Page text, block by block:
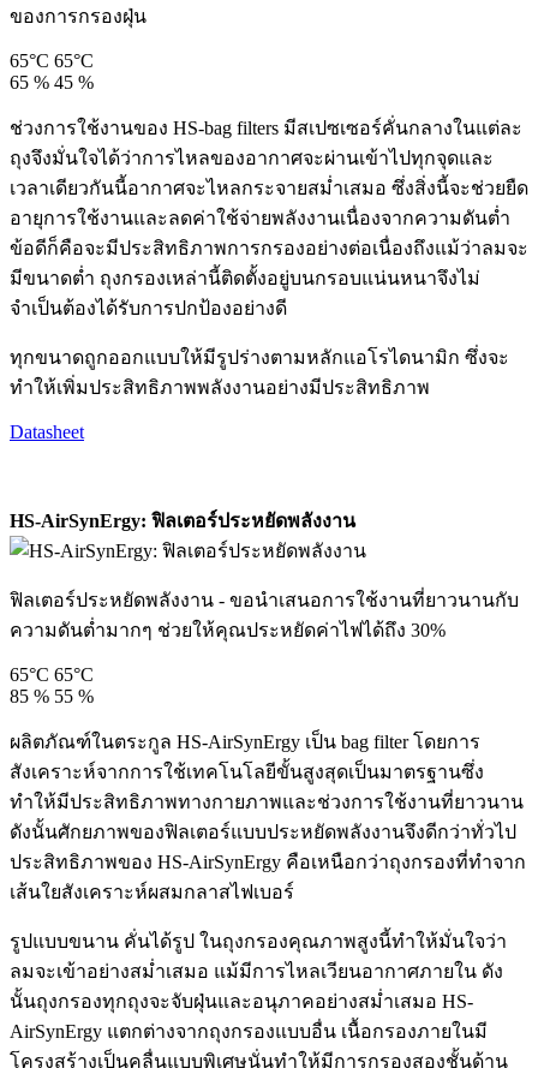
ของการกรองฝุ่น
65°C 65°C
65 % 45 %
ช่วงการใช้งานของ HS-bag filters มีสเปซเซอร์คั่นกลางในแต่ละ
ถุงจึงมั่นใจได้ว่าการไหลของอากาศจะผ่านเข้าไปทุกจุดและ
เวลาเดียวกันนี้อากาศจะไหลกระจายสม่ำเสมอ ซึ่งสิ่งนี้จะช่วยยืด
อายุการใช้งานและลดค่าใช้จ่ายพลังงานเนื่องจากความดันต่ำ
ข้อดีก็คือจะมีประสิทธิภาพการกรองอย่างต่อเนื่องถึงแม้ว่าลมจะ
มีขนาดต่ำ ถุงกรองเหล่านี้ติดตั้งอยู่บนกรอบแน่นหนาจึงไม่
จำเป็นต้องได้รับการปกป้องอย่างดี
ทุกขนาดถูกออกแบบให้มีรูปร่างตามหลักแอโรไดนามิก ซึ่งจะ
ทำให้เพิ่มประสิทธิภาพพลังงานอย่างมีประสิทธิภาพ
Datasheet
HS-AirSynErgy: ฟิลเตอร์ประหยัดพลังงาน
ฟิลเตอร์ประหยัดพลังงาน - ขอนำเสนอการใช้งานที่ยาวนานกับ
ความดันต่ำมากๆ ช่วยให้คุณประหยัดค่าไฟได้ถึง 30%
65°C 65°C
85 % 55 %
ผลิตภัณฑ์ในตระกูล HS-AirSynErgy เป็น bag filter โดยการ
สังเคราะห์จากการใช้เทคโนโลยีขั้นสูงสุดเป็นมาตรฐานซึ่ง
ทำให้มีประสิทธิภาพทางกายภาพและช่วงการใช้งานที่ยาวนาน
ดังนั้นศักยภาพของฟิลเตอร์แบบประหยัดพลังงานจึงดีกว่าทั่วไป
ประสิทธิภาพของ HS-AirSynErgy คือเหนือกว่าถุงกรองที่ทำจาก
เส้นใยสังเคราะห์ผสมกลาสไฟเบอร์
รูปแบบขนาน คั่นได้รูป ในถุงกรองคุณภาพสูงนี้ทำให้มั่นใจว่า
ลมจะเข้าอย่างสม่ำเสมอ แม้มีการไหลเวียนอากาศภายใน ดัง
นั้นถุงกรองทุกถุงจะจับฝุ่นและอนุภาคอย่างสม่ำเสมอ HS-
AirSynErgy แตกต่างจากถุงกรองแบบอื่น เนื้อกรองภายในมี
โครงสร้างเป็นคลื่นแบบพิเศษนั่นทำให้มีการกรองสองชั้นด้าน